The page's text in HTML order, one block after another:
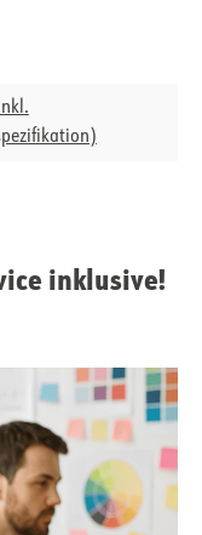
inklusive!